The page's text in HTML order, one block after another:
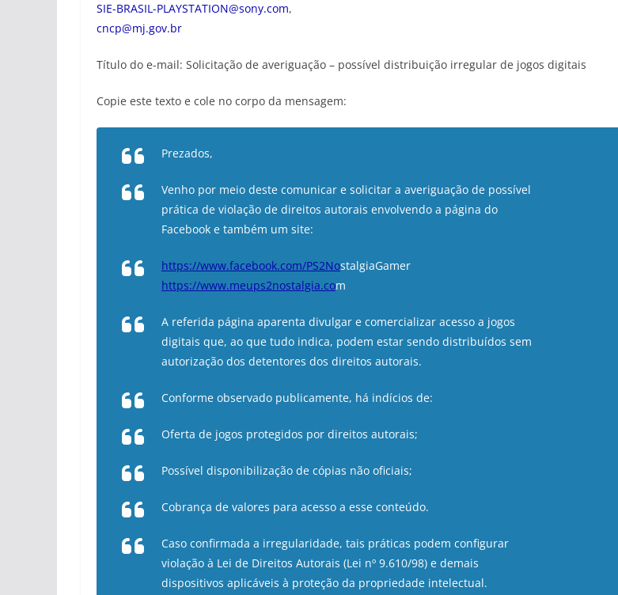
SIE-BRASIL-PLAYSTATION@sony.com,
cncp@mj.gov.br
Título do e-mail: Solicitação de averiguação – possível distribuição irregular de jogos digitais
Copie este texto e cole no corpo da mensagem:
Prezados,
Venho por meio deste comunicar e solicitar a averiguação de possível
prática de violação de direitos autorais envolvendo a página do
Facebook e também um site:
https://www.facebook.com/PS2NostalgiaGamer
https://www.meups2nostalgia.com
A referida página aparenta divulgar e comercializar acesso a jogos
digitais que, ao que tudo indica, podem estar sendo distribuídos sem
autorização dos detentores dos direitos autorais.
Conforme observado publicamente, há indícios de:
Oferta de jogos protegidos por direitos autorais;
Possível disponibilização de cópias não oficiais;
Cobrança de valores para acesso a esse conteúdo.
Caso confirmada a irregularidade, tais práticas podem configurar
violação à Lei de Direitos Autorais (Lei nº 9.610/98) e demais
dispositivos aplicáveis à proteção da propriedade intelectual.